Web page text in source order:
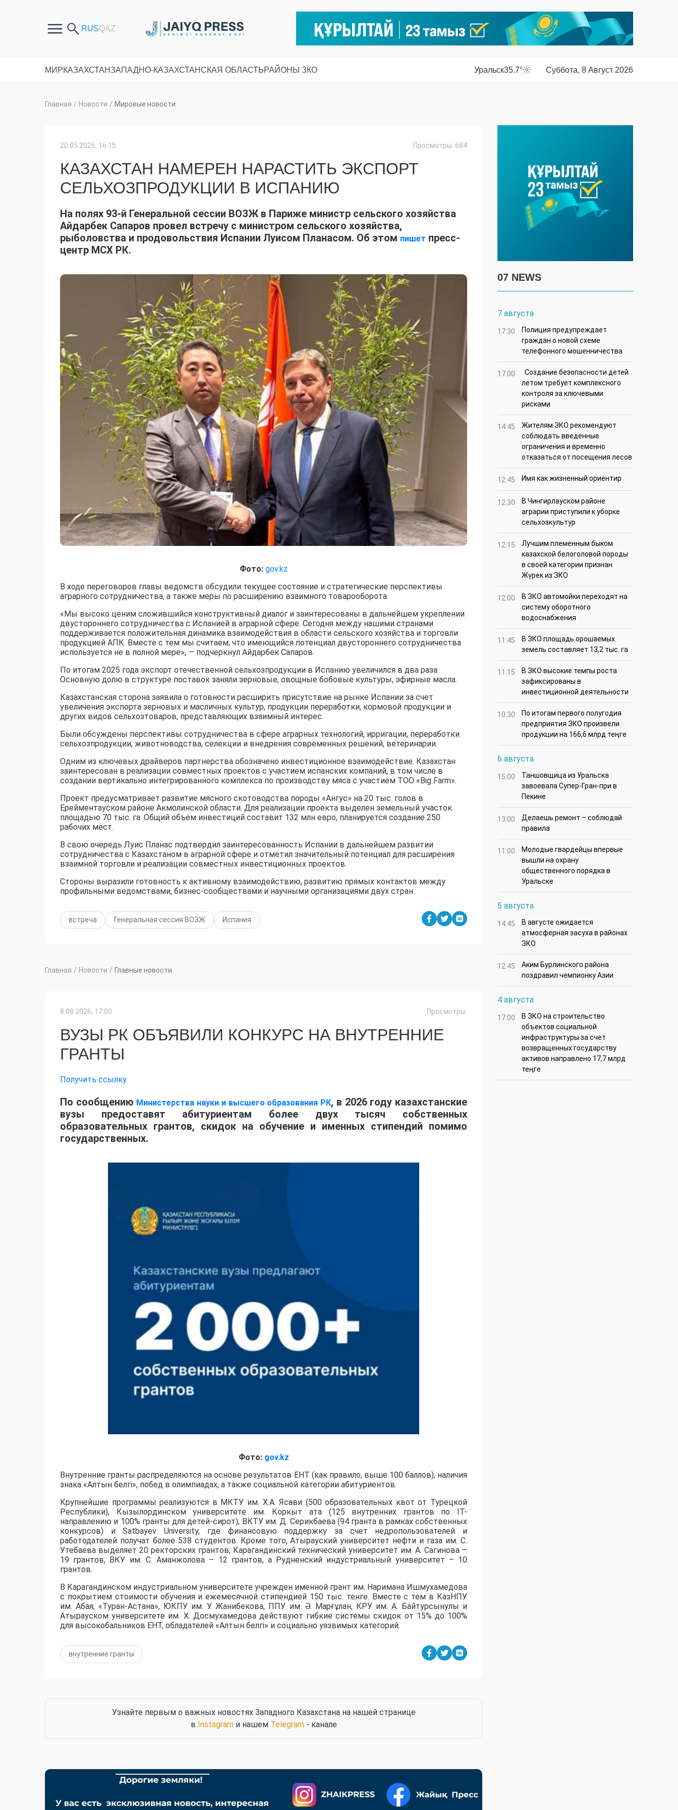
МИРКАЗАХСТАНЗАПАДНО-КАЗАХСТАНСКАЯ ОБЛАСТЬРАЙОНЫ ЗКО Уральск35.7° Суббота, 8 Август 2026
Главная / Новости / Мировые новости
20.05.2026, 16:15 Просмотры: 684
КАЗАХСТАН НАМЕРЕН НАРАСТИТЬ ЭКСПОРТ
СЕЛЬХОЗПРОДУКЦИИ В ИСПАНИЮ
На полях 93-й Генеральной сессии ВОЗЖ в Париже министр сельского хозяйства
Айдарбек Сапаров провел встречу с министром сельского хозяйства,
рыболовства и продовольствия Испании Луисом Планасом. Об этом пишет пресс-
центр МСХ РК.
Фото: gov.kz
В ходе переговоров главы ведомств обсудили текущее состояние и стратегические перспективы
аграрного сотрудничества, а также меры по расширению взаимного товарооборота.
«Мы высоко ценим сложившийся конструктивный диалог и заинтересованы в дальнейшем укреплении
двустороннего сотрудничества с Испанией в аграрной сфере. Сегодня между нашими странами
поддерживается положительная динамика взаимодействия в области сельского хозяйства и торговли
продукцией АПК. Вместе с тем мы считаем, что имеющийся потенциал двустороннего сотрудничества
используется не в полной мере», — подчеркнул Айдарбек Сапаров.
По итогам 2025 года экспорт отечественной сельхозпродукции в Испанию увеличился в два раза.
Основную долю в структуре поставок заняли зерновые, овощные бобовые культуры, эфирные масла.
Казахстанская сторона заявила о готовности расширить присутствие на рынке Испании за счет
увеличения экспорта зерновых и масличных культур, продукции переработки, кормовой продукции и
других видов сельхозтоваров, представляющих взаимный интерес.
Были обсуждены перспективы сотрудничества в сфере аграрных технологий, ирригации, переработки
сельхозпродукции, животноводства, селекции и внедрения современных решений, ветеринарии.
Одним из ключевых драйверов партнерства обозначено инвестиционное взаимодействие. Казахстан
заинтересован в реализации совместных проектов с участием испанских компаний, в том числе в
создании вертикально интегрированного комплекса по производству мяса с участием ТОО «Big Farm».
Проект предусматривает развитие мясного скотоводства породы «Ангус» на 20 тыс. голов в
Ерейментауском районе Акмолинской области. Для реализации проекта выделен земельный участок
площадью 70 тыс. га. Общий объем инвестиций составит 132 млн евро, планируется создание 250
рабочих мест.
В свою очередь Луис Планас подтвердил заинтересованность Испании в дальнейшем развитии
сотрудничества с Казахстаном в аграрной сфере и отметил значительный потенциал для расширения
взаимной торговли и реализации совместных инвестиционных проектов.
Стороны выразили готовность к активному взаимодействию, развитию прямых контактов между
профильными ведомствами, бизнес-сообществами и научными организациями двух стран.
встреча Генеральная сессия ВОЗЖ Испания
Главная / Новости / Главные новости
8.08.2026, 17:00 Просмотры:
ВУЗЫ РК ОБЪЯВИЛИ КОНКУРС НА ВНУТРЕННИЕ
ГРАНТЫ
Получить ссылку
По сообщению Министерства науки и высшего образования РК, в 2026 году казахстанские
вузы предоставят абитуриентам более двух тысяч собственных
образовательных грантов, скидок на обучение и именных стипендий помимо
государственных.
Фото: gov.kz
Внутренние гранты распределяются на основе результатов ЕНТ (как правило, выше 100 баллов), наличия
знака «Алтын белгі», побед в олимпиадах, а также социальной категории абитуриентов.
​Крупнейшие программы реализуются в МКТУ им. Х.А. Ясави (500 образовательных квот от Турецкой
Республики), Кызылординском университете им. Коркыт ата (125 внутренних грантов по IT-
направлению и 100% гранты для детей-сирот), ВКТУ им. Д. Серикбаева (94 гранта в рамках собственных
конкурсов) и Satbayev University, где финансовую поддержку за счет недропользователей и
работодателей получат более 538 студентов. Кроме того, Атырауский университет нефти и газа им. С.
Утебаева выделяет 20 ректорских грантов, Карагандинский технический университет им. А. Сагинова –
19 грантов, ВКУ им. С. Аманжолова – 12 грантов, а Рудненский индустриальный университет – 10
грантов.
​В Карагандинском индустриальном университете учрежден именной грант им. Наримана Ишмухамедова
с покрытием стоимости обучения и ежемесячной стипендией 150 тыс. тенге. Вместе с тем в КазНПУ
им. Абая, «Туран-Астана», ЮКПУ им. У. Жанибекова, ППУ им. Ә. Марғұлан, КРУ им. А. Байтурсынулы и
Атырауском университете им. Х. Досмухамедова действуют гибкие системы скидок от 15% до 100%
для высокобальников ЕНТ, обладателей «Алтын белгі» и социально уязвимых категорий.
внутренние гранты
Узнайте первым о важных новостях Западного Казахстана на нашей странице
в Instagramи нашем Telegram- канале
07 NEWS
7 августа
17:30
Полиция предупреждает
граждан о новой схеме
телефонного мошенничества
17:00
Создание безопасности детей
летом требует комплексного
контроля за ключевыми
рисками
14:45
Жителям ЗКО рекомендуют
соблюдать введенные
ограничения и временно
отказаться от посещения лесов
12:45 Имя как жизненный ориентир
12:30
В Чингирлауском районе
аграрии приступили к уборке
сельхозкультур
12:15
Лучшим племенным быком
казахской белоголовой породы
в своей категории признан
Жүрек из ЗКО
12:00
В ЗКО автомойки переходят на
систему оборотного
водоснабжения
11:45
В ЗКО площадь орошаемых
земель составляет 13,2 тыс. га
11:15
В ЗКО высокие темпы роста
зафиксированы в
инвестиционной деятельности
10:30
По итогам первого полугодия
предприятия ЗКО произвели
продукции на 166,6 млрд теңге
6 августа
15:00
Таншовщица из Уральска
завоевала Супер-Гран-при в
Пекине
13:00
Делаешь ремонт – соблюдай
правила
11:00
Молодые гвардейцы впервые
вышли на охрану
общественного порядка в
Уральске
5 августа
14:45
В августе ожидается
атмосферная засуха в районах
ЗКО
12:45
Аким Бурлинского района
поздравил чемпионку Азии
4 августа
17:00
В ЗКО на строительство
объектов социальной
инфраструктуры за счет
возвращенных государству
активов направлено 17,7 млрд
теңге